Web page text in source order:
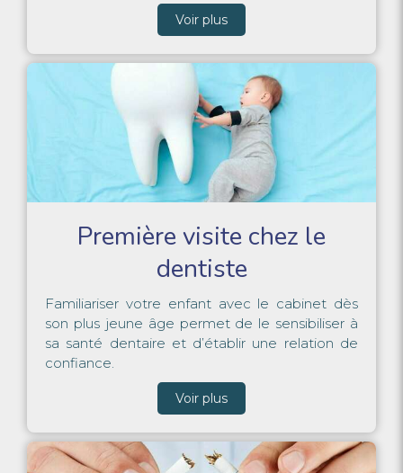
Voir plus
Première visite chez le
dentiste
Familiariser votre enfant avec le cabinet dès
son plus jeune âge permet de le sensibiliser à
sa santé dentaire et d’établir une relation de
confiance.
Voir plus